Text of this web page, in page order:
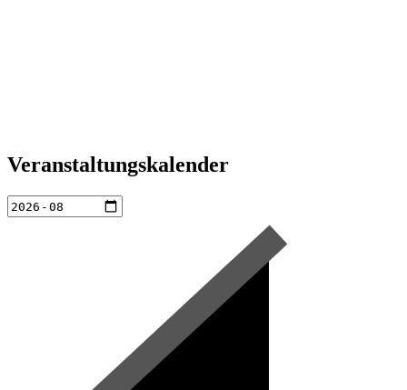
Veranstaltungskalender